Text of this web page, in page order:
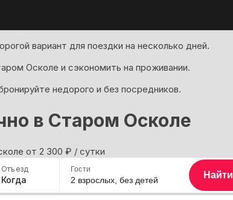
вариант для поездки на несколько дней.
Осколе и сэкономить на проживании.
недорого и без посредников.
в Старом Осколе
oт 2 300 ₽ / сутки
Отъезд
Когда
Гости
2 взрослых, без детей Найти